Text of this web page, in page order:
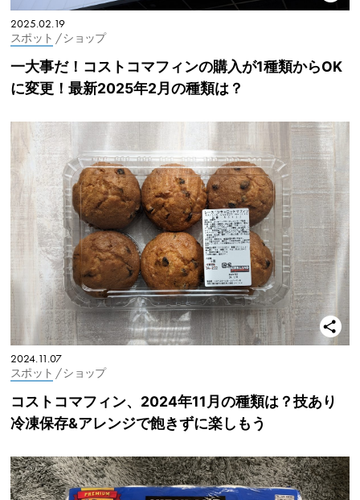
2025.02.19
スポット / ショップ
一大事だ！コストコマフィンの購入が1種類からOK
に変更！最新2025年2月の種類は？
2024.11.07
スポット / ショップ
コストコマフィン、2024年11月の種類は？技あり
冷凍保存&アレンジで飽きずに楽しもう